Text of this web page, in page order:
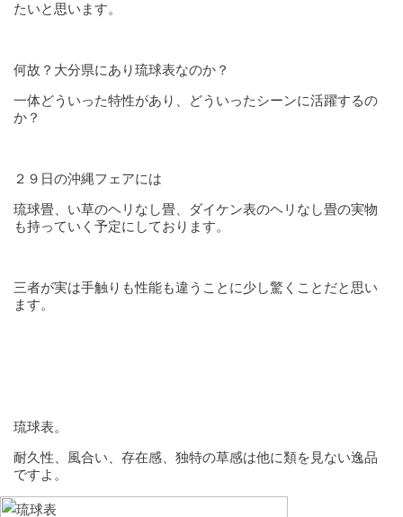
たいと思います。
何故？大分県にあり琉球表なのか？
一体どういった特性があり、どういったシーンに活躍するの
か？
２９日の沖縄フェアには
琉球畳、い草のヘリなし畳、ダイケン表のヘリなし畳の実物
も持っていく予定にしております。
三者が実は手触りも性能も違うことに少し驚くことだと思い
ます。
琉球表。
耐久性、風合い、存在感、独特の草感は他に類を見ない逸品
ですよ。